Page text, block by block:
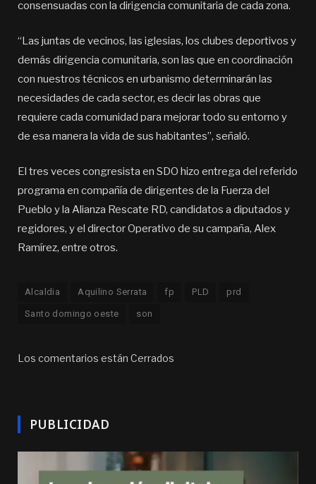
consensuadas con la dirigencia comunitaria de cada zona.
“Las juntas de vecinos, las iglesias, los clubes deportivos y
demás dirigencia comunitaria, son las que en coordinación
con nuestros técnicos en urbanismo determinarán las
necesidades de cada sector, es decir las obras que
requiere cada comunidad para mejorar todo su entorno y
de esa manera la vida de sus habitantes”, señaló.
El tres veces congresista en SDO hizo entrega del referido
programa en compañía de dirigentes de la Fuerza del
Pueblo y la Alianza Rescate RD, candidatos a diputados y
regidores, y el director Operativo de su campaña, Alex
Ramírez, entre otros.
Alcaldia Aquilino Serrata fp PLD prd
Santo domingo oeste son
Los comentarios están Cerrados
PUBLICIDAD